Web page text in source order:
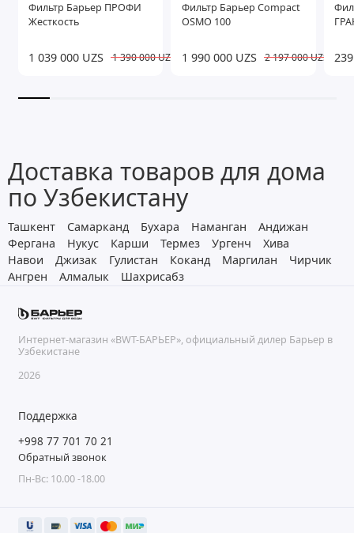
Фильтр Барьер ПРОФИ
Жесткость
1 039 000 UZS 1 390 000 UZS
Фильтр Барьер Compact
OSMO 100
1 990 000 UZS 2 197 000 UZS
Доставка товаров для дома
по Узбекистану
Ташкент Самарканд Бухара Наманган
Андижан
Фергана
Нукус Карши Термез Ургенч
Хива
Навои
Джизак Гулистан Коканд Маргилан
Чирчик
Ангрен
Алмалык Шахрисабз
Интернет-магазин «BWT-БАРЬЕР», официальный дилер Барьер в
Узбекистане
2026
Поддержка
+998 77 701 70 21
Обратный звонок
Пн-Вс: 10.00 -18.00